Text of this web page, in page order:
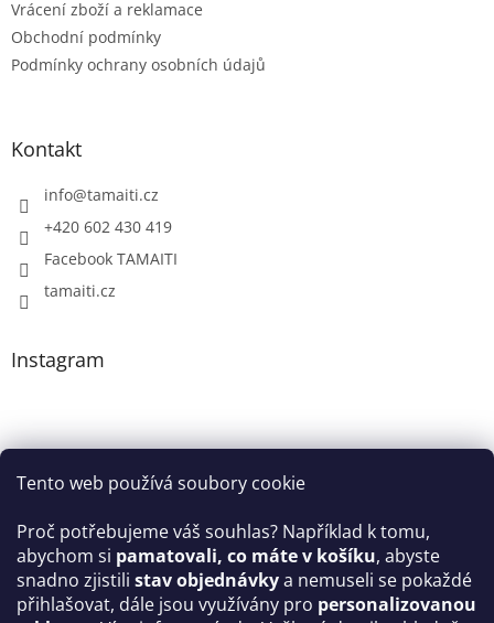
Tento web používá soubory cookie
Proč potřebujeme váš souhlas? Například k tomu,
abychom si pamatovali, co máte v košíku, abyste
snadno zjistili stav objednávkya nemuseli se pokaždé
přihlašovat, dále jsou využívány pro personalizovanou
Vrácení zboží a reklamace
Obchodní podmínky
Podmínky ochrany osobních údajů
Kontakt
info@tamaiti.cz
+420 602 430 419
Facebook TAMAITI
tamaiti.cz
Instagram
Sledovat na Instagramu